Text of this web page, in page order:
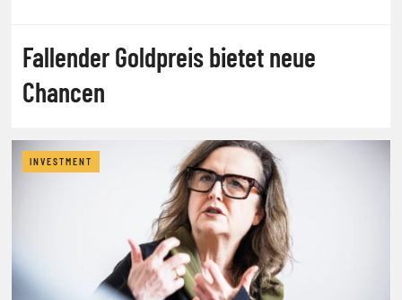
Fallender Goldpreis bietet neue
Chancen
INVESTMENT